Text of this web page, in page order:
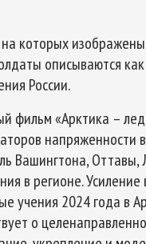
которых
описываются
России.
фильм «Арктика –
напряженности
Вашингтона, Оттавы,
в регионе. Усиление
учения 2024 года в
о